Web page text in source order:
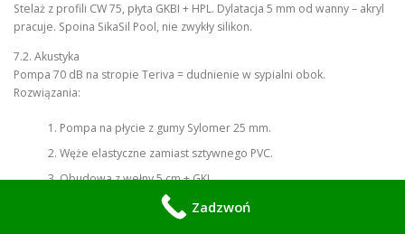
Stelaż z profili CW 75, płyta GKBI + HPL. Dylatacja 5 mm od wanny – akryl
pracuje. Spoina SikaSil Pool, nie zwykły silikon.
7.2. Akustyka
Pompa 70 dB na stropie Teriva = dudnienie w sypialni obok.
Rozwiązania:
Pompa na płycie z gumy Sylomer 25 mm.
Węże elastyczne zamiast sztywnego PVC.
Obudowa z wełny 5 cm + GKI.
Spadek do 41 dB. W Poddębicach robiliśmy pomiary – sąsiad za
Zadzwoń